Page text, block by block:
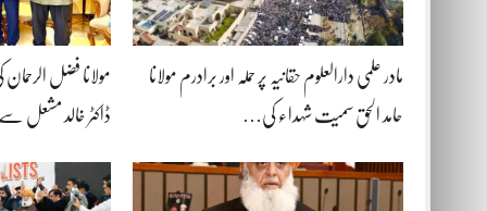
مادر علمی دارالعلوم حقانیہ پر حملہ اور برادرم مولانا
حامد الحق سمیت شہداء کی…
مولانا فضل
ڈاکٹر خالد مشعل